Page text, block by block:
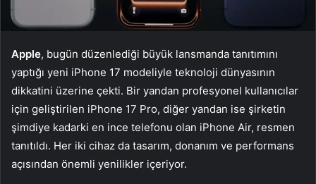
Apple, bugün düzenlediği büyük lansmanda tanıtımını
yaptığı yeni iPhone 17 modeliyle teknoloji dünyasının
dikkatini üzerine çekti. Bir yandan profesyonel kullanıcılar
için geliştirilen iPhone 17 Pro, diğer yandan ise şirketin
şimdiye kadarki en ince telefonu olan iPhone Air, resmen
tanıtıldı. Her iki cihaz da tasarım, donanım ve performans
açısından önemli yenilikler içeriyor.